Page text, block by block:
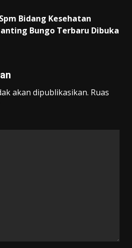
Bidang Kesehatan
Bungo Terbaru Dibuka
akan dipublikasikan. Ruas